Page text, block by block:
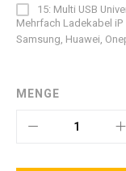
15: Multi USB
Mehrfach Ladekabel
Samsung, Huawei,
MENGE